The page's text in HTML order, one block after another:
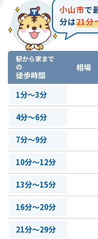
小山市で
分は21分
駅から家まで
の
徒歩時間
相場
1分～3分
4分～6分
7分～9分
10分～12分
13分～15分
16分～20分
21分～29分